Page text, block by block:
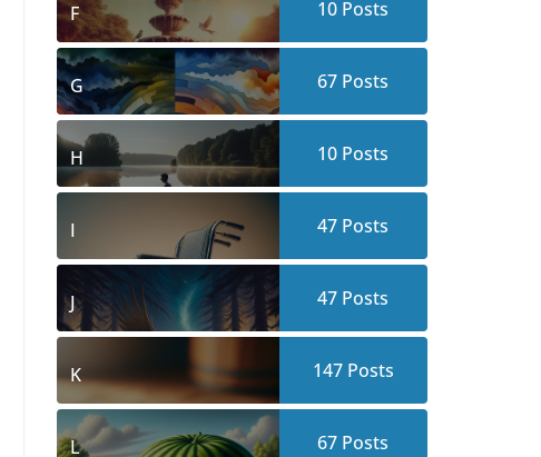
F 10 Posts
G 67 Posts
H 10 Posts
I 47 Posts
J 47 Posts
K 147Posts
L 67 Posts